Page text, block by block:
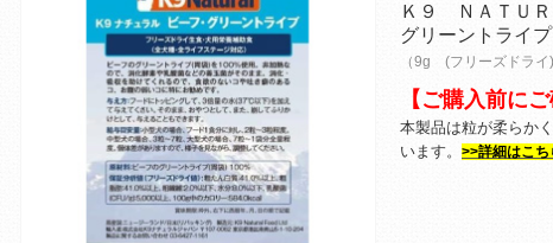
Ｋ９ ＮＡＴＵ
グリーントライプ
（9g (フリーズドライ
【ご購入前に
本製品は粒が柔らか
います。 >>詳細はこち